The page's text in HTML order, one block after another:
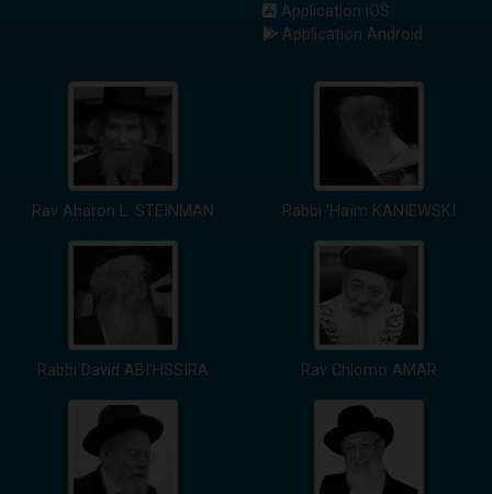
Application iOS
Application Android
Rav Aharon L. STEINMAN Rabbi 'Haïm KANIEWSKI
Rabbi David ABI'HSSIRA Rav Chlomo AMAR